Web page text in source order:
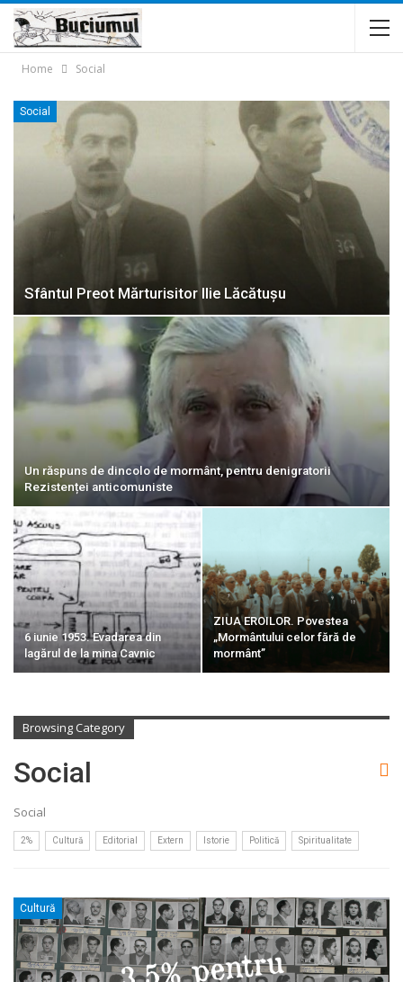
Home Social
Social
Sfântul Preot Mărturisitor Ilie Lăcătușu
Un răspuns de dincolo de mormânt, pentru denigratorii
Rezistenței anticomuniste
6 iunie 1953. Evadarea din
lagărul de la mina Cavnic
ZIUA EROILOR. Povestea
„Mormântului celor fără de
mormânt”
Browsing Category
Social
Social
2% Cultură Editorial Extern Istorie Politică Spiritualitate
Cultură